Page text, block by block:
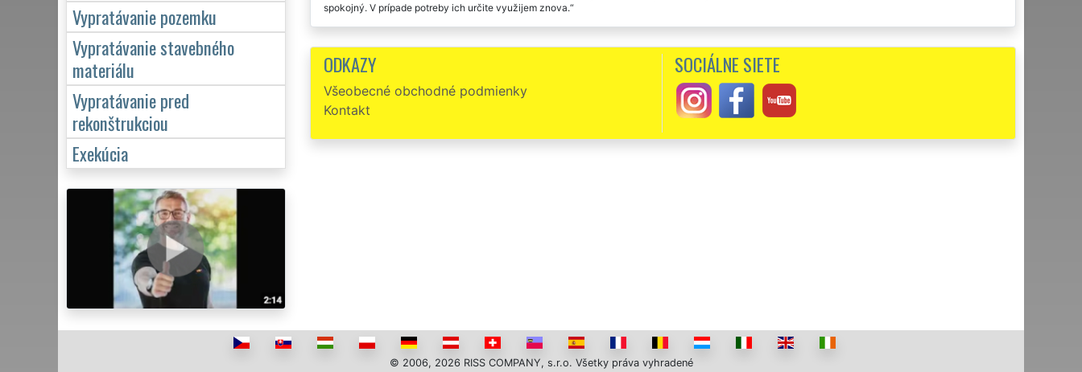
spokojný. V prípade potreby ich určite využijem znova.
Včera som na základe odporúčania využila vypratávacie služby tejto spoločnosti. Zabezpečovali mi vypratanie bytu 3+kk v Sobranciach.
ODKAZY
Všeobecné obchodné podmienky
Kontakt
SOCIÁLNE SIETE
Vypratávanie pozemku
Vypratávanie stavebného
materiálu
Vypratávanie pred
rekonštrukciou
Exekúcia
© 2006, 2026 RISS COMPANY, s.r.o. Všetky práva vyhradené